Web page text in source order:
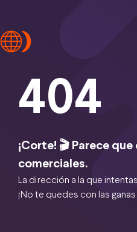
404
¡Corte! 🎬 Parece
comerciales.
La dirección a la que
¡No te quedes con las